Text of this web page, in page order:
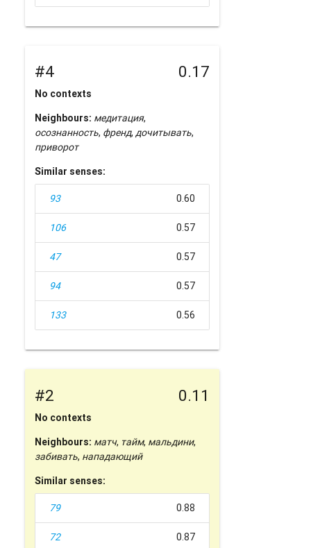
#4 0.17
No contexts
Neighbours: медитация,
осознанность, френд,дочитывать,
приворот
Similar senses:
93 0.60
106 0.57
47 0.57
94 0.57
133 0.56
#2 0.11
No contexts
Neighbours: матч, тайм, мальдини,
забивать, нападающий
Similar senses:
79 0.88
72 0.87